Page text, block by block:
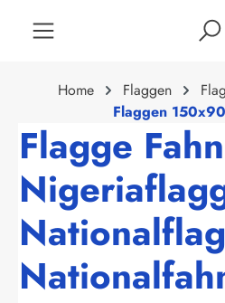
Home Flaggen
Flaggen
Flagge